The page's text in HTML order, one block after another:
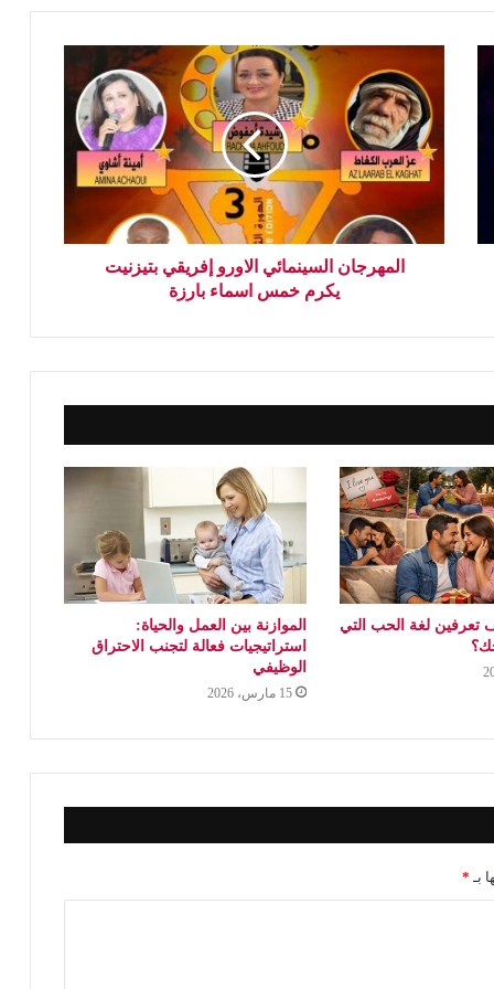
المهرجان السينمائي الاورو إفريقي بتيزنيت
يكرم خمس اسماء بارزة
تعرفين لغة الحب التي
الموازنة بين العمل والحياة:
استراتيجيات فعالة لتجنب الاحتراق
الوظيفي
15 مارس، 2026
بـ *